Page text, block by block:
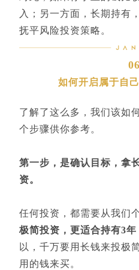
入；另一方面，长期持有
抚平风险投资策略。
06
如何开启属于自
了解了这么多，我们该如
个步骤供你参考。
第一步，是确认目标，拿
资。
任何投资，都需要从我们
极简投资，更适合持有3年
以，千万要用长钱来投极
用的钱来买。